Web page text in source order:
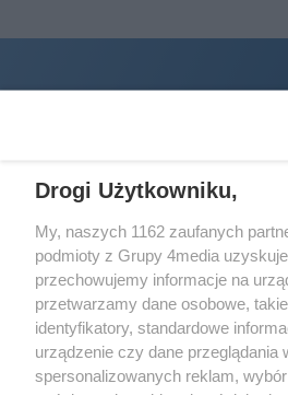
Wydawcą
STOWARZYSZENIE INICJATYW
Adres do
ul. Piastów 3/2035-
Drogi Użytkowniku,
My, naszych 1162 zaufanych
podmioty z Grupy 4media
przechowujemy informacje na
przetwarzamy dane osobowe,
identyfikatory, standardowe
urządzenie czy dane przeglądania
spersonalizowanych reklam,